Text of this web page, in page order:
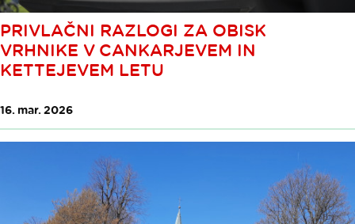
PRIVLAČNI RAZLOGI ZA OBISK
VRHNIKE V CANKARJEVEM IN
KETTEJEVEM LETU
16. mar. 2026